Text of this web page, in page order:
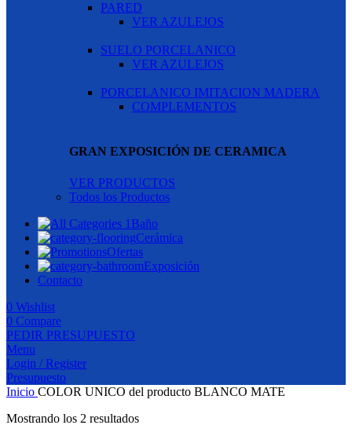
PARED
VER AZULEJOS
SUELO PORCELANICO
VER AZULEJOS
PORCELANICO IMITACION MADERA
COMPLEMENTOS
GRAN EXPOSICIÓN DE CERAMICA
VER PRODUCTOS
Todos los Productos
Baño
Cerámica
Ofertas
Exposición
Contacto
0 Wishlist
0 Compare
PEDIR PRESUPUESTO
Menu
Login / Register
Presupuesto
Inicio COLOR UNICO del producto BLANCO MATE
Mostrando los 2 resultados